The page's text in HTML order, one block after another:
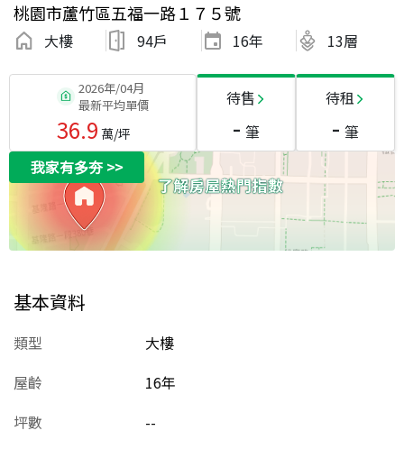
桃園市蘆竹區五福一路１７５號
大樓 94戶 16年 13層
2026年/04月
最新平均單價
36.9 萬/坪
待售
- 筆
待租
- 筆
我家有多夯>>
基本資料
類型
大樓
屋齡
16年
坪數
--